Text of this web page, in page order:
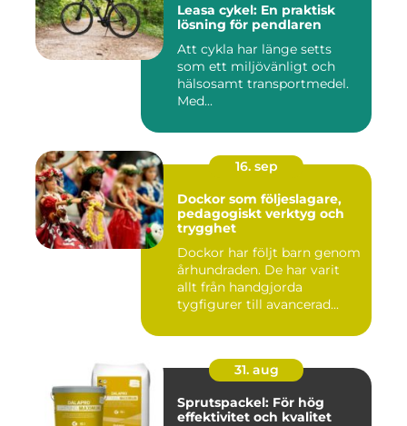
Leasa cykel: En praktisk
lösning för pendlaren
Att cykla har länge setts
som ett miljövänligt och
hälsosamt transportmedel.
Med...
16. sep
Dockor som följeslagare,
pedagogiskt verktyg och
trygghet
Dockor har följt barn genom
århundraden. De har varit
allt från handgjorda
tygfigurer till avancerad...
31. aug
Sprutspackel: För hög
effektivitet och kvalitet